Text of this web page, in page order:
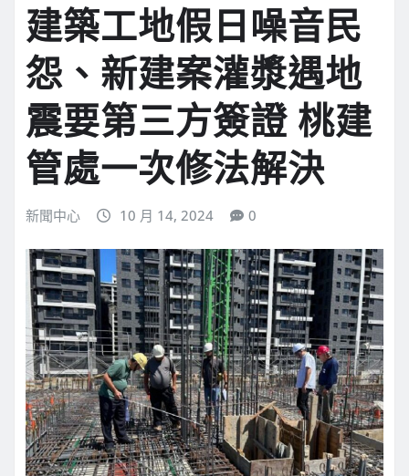
建築工地假日噪音民
怨、新建案灌漿遇地
震要第三方簽證 桃建
管處一次修法解決
新聞中心 10 月 14, 2024 0